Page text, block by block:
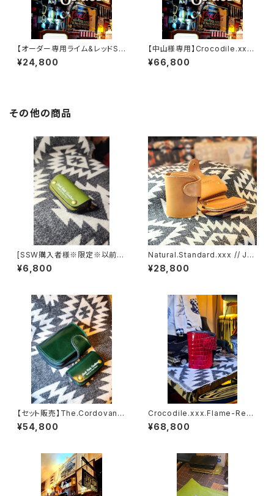
【オーダー専用ライム&レッドSS
W
¥24,800
【中山様専用】Crocodile.xxx.
Edition// JACK.RIDE.SSW
¥66,800
その他の商品
[SSW購入者様※限定※以前購
入の方も！カラー自由]◆MOO
N.MARKⅢ./ Coin Case.
¥6,800
Natural.Standard.xxx // JA
CK.RIDE.SSW
¥28,800
【セット販売】The.Cordovan.x
xx.Green.Edition// JACK.RI
DE.SSW
¥54,800
Crocodile.xxx.Flame-Red.
Edition// JACK.RIDE.SSW
¥68,800